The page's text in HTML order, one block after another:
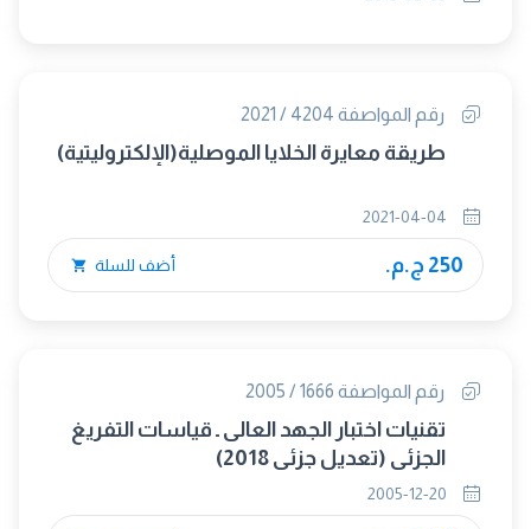
رقم المواصفة 4204 / 2021
طريقة معايرة الخلايا الموصلية(الإلكتروليتية)
250 ج.م. أضف للسلة
رقم المواصفة 1666 / 2005
تقنيات اختبار الجهد العالى ـ قياسات التفريغ
الجزئى (تعديل جزئى 2018)